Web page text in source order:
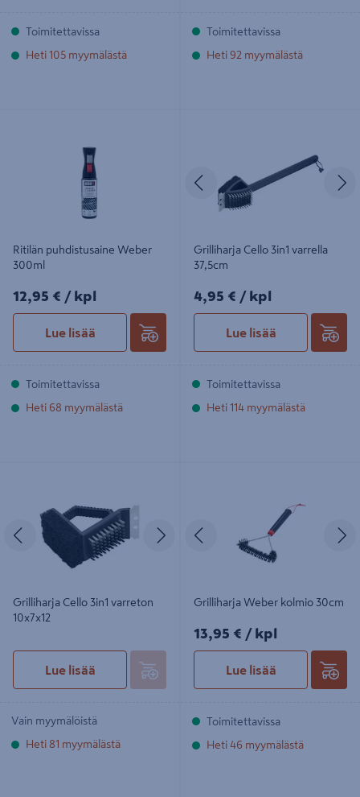
Toimitettavissa
Heti 105 myymälästä
Toimitettavissa
Heti 92 myymälästä
Ritilän puhdistusaine Weber
300ml
12,95€/kpl
12,95 € / kpl
Lue lisää
Toimitettavissa
Heti 68 myymälästä
Edellinen
Grilliharja Cello 3in1 varrella
37,5cm
4,95€/kpl
4,95 € / kpl
Lue lisää
Toimitettavissa
Heti 114 myymälästä
Edellinen Seuraava
Grilliharja Cello 3in1 varreton
10x7x12
Lue lisää
Vain myymälöistä
Heti 81 myymälästä
Grilliharja Weber kolmio 30cm
13,95€/kpl
13,95 € / kpl
Lue lisää
Toimitettavissa
Heti 46 myymälästä